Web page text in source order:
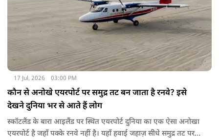
सिटी' का खिताब भी मिला हुआ है।
17 Jul, 2026 03:00 PM
कौन से अनोखे एयरपोर्ट पर समुद्र तट बन जाता है रनवे? इसे
देखने दुनिया भर से आते हैं लोग
स्कॉटलैंड के बारा आइलैंड पर स्थित एयरपोर्ट दुनिया का एक ऐसा अनोखा
एयरपोर्ट है जहाँ पक्के रनवे नहीं है। यहाँ हवाई जहाज़ सीधे समुद्र तट पर